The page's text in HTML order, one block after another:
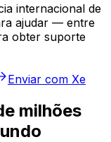
internacional de
ajudar — entre
obter suporte
Enviar com Xe
milhões